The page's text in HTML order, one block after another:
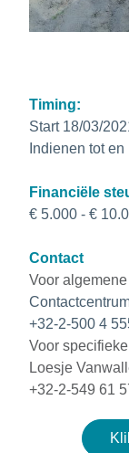
Timing:
Start 18/03/
Indienen tot
Financiële
€ 5.000 - €
Contact
Voor
+32-2-500 4
Voor
Loesje
+32-2-549 61